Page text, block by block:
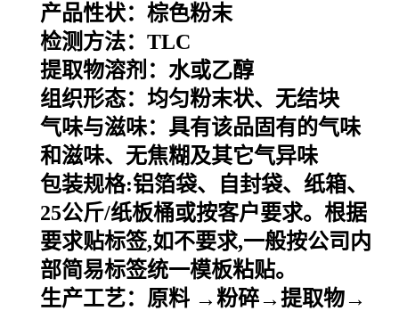
产品性状：棕色粉末
检测方法： TLC
提取物溶剂：水或乙醇
组织形态：均匀粉末状、无结块
气味与滋味：具有该品固有的气味
和滋味、无焦糊及其它气异味
包装规格:铝箔袋、自封袋、纸箱、
25公斤/纸板桶或按客户要求。根据
要求贴标签,如不要求,一般按公司内
部简易标签统一模板粘贴。
生产工艺：原料 →粉碎→提取物→